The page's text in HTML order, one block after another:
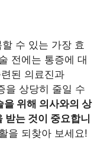
수 있는 가장 효
전에는 통증에 대
된 의료진과
을 상당히 줄일 수
을 위해 의사와의 상
받는 것이 중요합니
을 되찾아 보세요!